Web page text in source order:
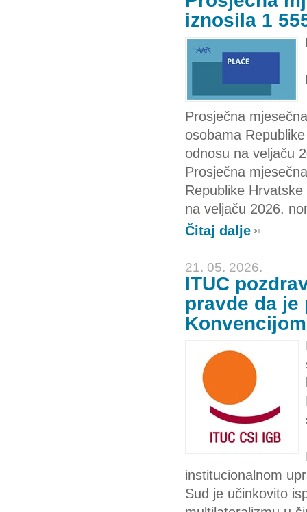
iznosila 1
Prosječna
osobama
odnosu na veljaču
Prosječna
Republike
na veljaču 2026.
Čitaj dalje
21. 05. 2026.
ITUC
pravde da je
institucionalnom
Sud je učinkovito